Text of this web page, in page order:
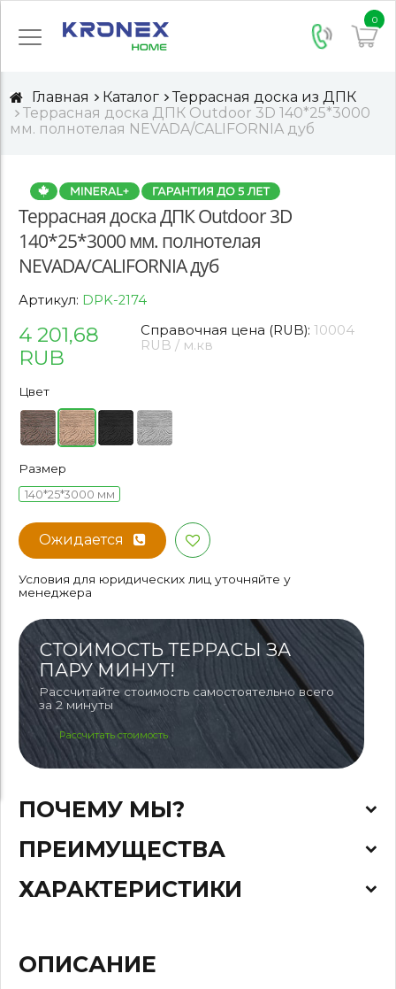
0
Главная Каталог
Террасная доска из ДПК
Террасная доска ДПК Outdoor 3D 140*25*3000
мм. полнотелая NEVADA/CALIFORNIA дуб
Террасная доска ДПК Outdoor 3D
140*25*3000 мм. полнотелая
NEVADA/CALIFORNIA дуб
Артикул: DPK-2174
4 201,68
RUB
Справочная цена (RUB): 10004
RUB / м.кв
Цвет
Размер
140*25*3000 мм
Ожидается
Условия для юридических лиц уточняйте у
менеджера
СТОИМОСТЬ ТЕРРАСЫ ЗА
ПАРУ МИНУТ!
Рассчитайте стоимость самостоятельно всего
за 2 минуты
Рассчитать стоимость
ПОЧЕМУ МЫ?
ПРЕИМУЩЕСТВА
ХАРАКТЕРИСТИКИ
ОПИСАНИЕ